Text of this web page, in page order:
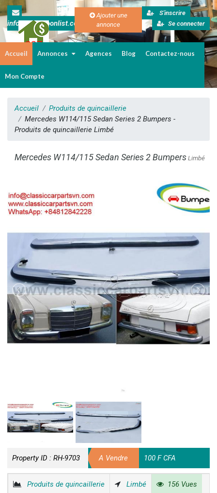
info@cameroonlist.com
Ajouter une
annonce
S'inscrire
Se connecter
Accueil Annonces Agences Blog Contactez-nous
Mon Compte
Accueil
Produits de quincaillerie
Mercedes W114/115 Sedan Series 2 Bumpers -
Produits de quincaillerie Limbé
Mercedes W114/115 Sedan Series 2 Bumpers Limbé
Property ID : RH-9703 A Vendre 100 F CFA
Produits de quincaillerie Limbé 156 Vues